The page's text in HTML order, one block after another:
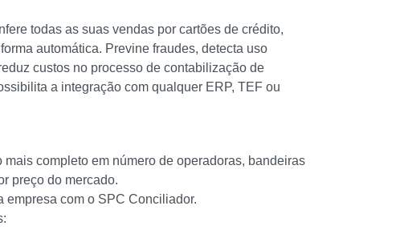
todas as suas vendas por cartões de crédito,
automática. Previne fraudes, detecta uso
custos no processo de contabilização de
a integração com qualquer ERP, TEF ou
completo em número de operadoras, bandeiras
preço do mercado.
empresa com o SPC Conciliador.